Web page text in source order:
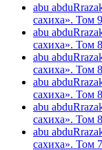
abu
сахиха».
abu
сахиха».
abu
сахиха».
abu
сахиха».
abu
сахиха». Том
abu
сахиха». Том